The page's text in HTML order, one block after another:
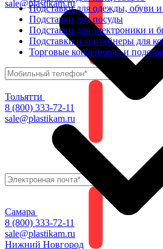
sale@plastikam.ru
Тольятти
8 (800) 333-72-11
sale@plastikam.ru
Самара
8 (800) 333-72-11
sale@plastikam.ru
Нижний Новгород
Подставки для одежды, обуви и
Подставки для посуды
Подставки для электроники и
Подставки и контейнеры для
Торговые контейнеры и